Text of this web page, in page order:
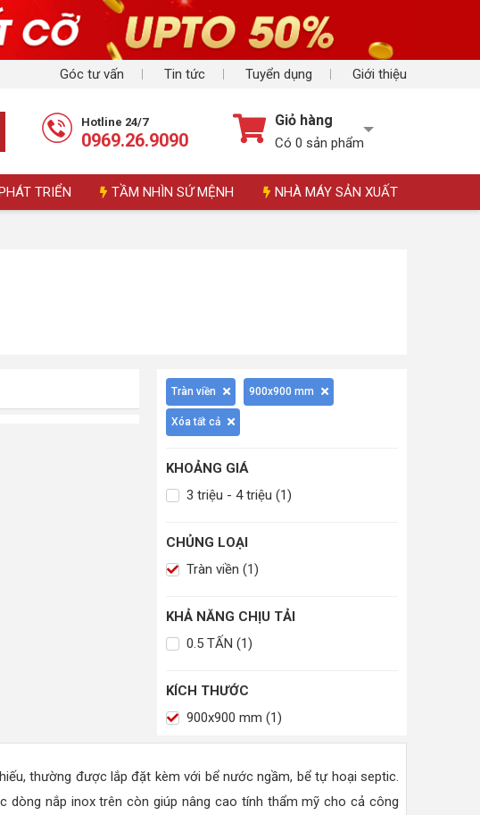
Góc tư vấn Tin tức Tuyển dụng Giới thiệu
Hotline 24/7
0969.26.9090
Giỏ hàng
Có 0 sản phẩm
TRIỂN TẦM NHÌN SỨ MỆNH NHÀ MÁY SẢN XUẤT
Tràn viền 900x900 mm
Xóa tất cả
KHOẢNG GIÁ
3 triệu - 4 triệu (1)
CHỦNG LOẠI
Tràn viền (1)
KHẢ NĂNG CHỊU TẢI
0.5 TẤN (1)
KÍCH THƯỚC
900x900 mm (1)
thường được lắp đặt kèm với bể nước ngầm, bể tự hoại septic.
nắp inox trên còn giúp nâng cao tính thẩm mỹ cho cả công